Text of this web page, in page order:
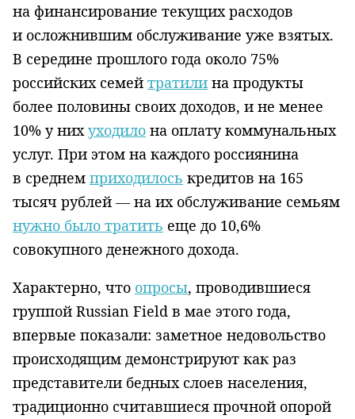
на финансирование текущих расходов
и осложнившим обслуживание уже взятых.
В середине прошлого года около 75%
российских семей тратили на продукты
более половины своих доходов, и не менее
10% у них уходило на оплату коммунальных
услуг. При этом на каждого россиянина
в среднем приходилось кредитов на 165
тысяч рублей — на их обслуживание семьям
нужно было тратить еще до 10,6%
совокупного денежного дохода.
Характерно, что опросы, проводившиеся
группой Russian Field в мае этого года,
впервые показали: заметное недовольство
происходящим демонстрируют как раз
представители бедных слоев населения,
традиционно считавшиеся прочной опорой